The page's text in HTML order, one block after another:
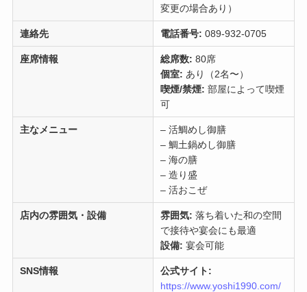
変更の場合あり）
連絡先 電話番号: 089-932-0705
座席情報 総席数: 80席
個室: あり（2名〜）
喫煙/禁煙: 部屋によって喫煙
可
主なメニュー
– 活鯛めし御膳
– 鯛土鍋めし御膳
– 海の膳
– 造り盛
– 活おこぜ
店内の雰囲気・設備 雰囲気: 落ち着いた和の空間
で接待や宴会にも最適
設備: 宴会可能
SNS情報
公式サイト:
https://www.yoshi1990.com/